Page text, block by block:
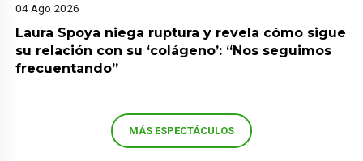
04 Ago 2026
Laura Spoya niega ruptura y revela cómo sigue
su relación con su ‘colágeno’: “Nos seguimos
frecuentando”
MÁS ESPECTÁCULOS